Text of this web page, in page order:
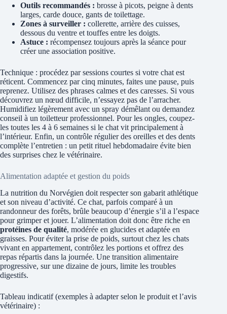
Outils recommandés : brosse à picots, peigne à dents
larges, carde douce, gants de toilettage.
Zones à surveiller : collerette, arrière des cuisses,
dessous du ventre et touffes entre les doigts.
Astuce : récompensez toujours après la séance pour
créer une association positive.
Technique : procédez par sessions courtes si votre chat est
réticent. Commencez par cinq minutes, faites une pause, puis
reprenez. Utilisez des phrases calmes et des caresses. Si vous
découvrez un nœud difficile, n’essayez pas de l’arracher.
Humidifiez légèrement avec un spray démêlant ou demandez
conseil à un toiletteur professionnel. Pour les ongles, coupez-
les toutes les 4 à 6 semaines si le chat vit principalement à
l’intérieur. Enfin, un contrôle régulier des oreilles et des dents
complète l’entretien : un petit rituel hebdomadaire évite bien
des surprises chez le vétérinaire.
Alimentation adaptée et gestion du poids
La nutrition du Norvégien doit respecter son gabarit athlétique
et son niveau d’activité. Ce chat, parfois comparé à un
randonneur des forêts, brûle beaucoup d’énergie s’il a l’espace
pour grimper et jouer. L’alimentation doit donc être riche en
protéines de qualité, modérée en glucides et adaptée en
graisses. Pour éviter la prise de poids, surtout chez les chats
vivant en appartement, contrôlez les portions et offrez des
repas répartis dans la journée. Une transition alimentaire
progressive, sur une dizaine de jours, limite les troubles
digestifs.
Tableau indicatif (exemples à adapter selon le produit et l’avis
vétérinaire) :